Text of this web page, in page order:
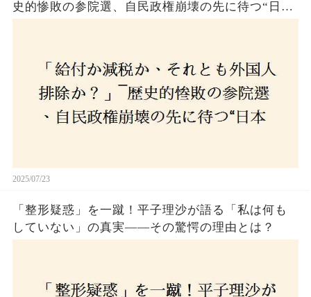
史的惨敗の参院選、自民政権崩壊の先に待つ“日本
2025/07/23
「整形疑惑」を一蹴！平子理沙が語る「私は何も
していない」の真実——その驚愕の理由とは？